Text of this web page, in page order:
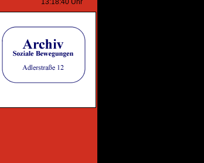
13:18:40Uhr